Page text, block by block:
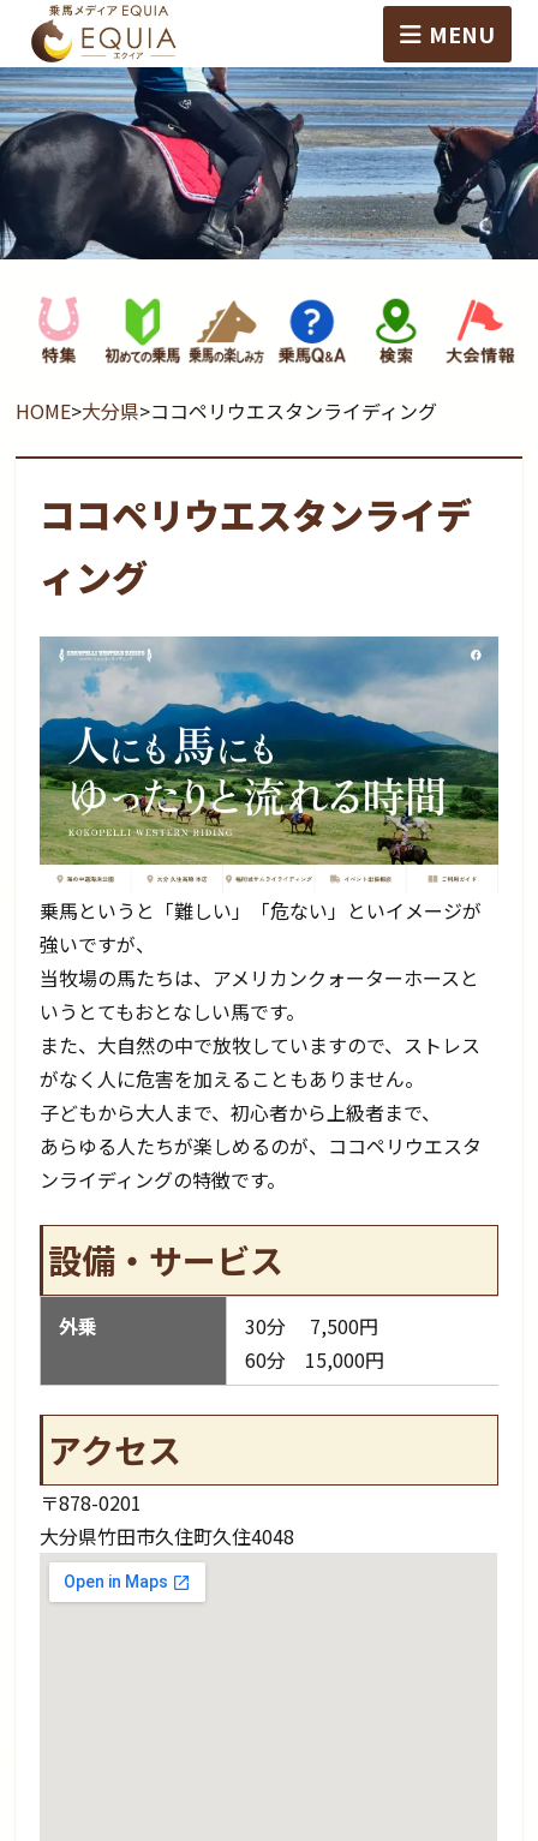
MENU
HOME>大分県>ココペリウエスタンライディング
ココペリウエスタンライデ
ィング
乗馬というと「難しい」「危ない」といイメージが
強いですが、
当牧場の馬たちは、アメリカンクォーターホースと
いうとてもおとなしい馬です。
また、大自然の中で放牧していますので、ストレス
がなく人に危害を加えることもありません。
子どもから大人まで、初心者から上級者まで、
あらゆる人たちが楽しめるのが、ココペリウエスタ
ンライディングの特徴です。
設備・サービス
外乗
30分 7,500円
60分 15,000円
アクセス
〒878-0201
大分県竹田市久住町久住4048